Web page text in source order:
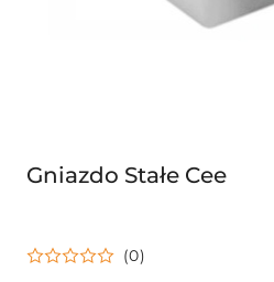
Gniazdo Stałe Cee
(0)